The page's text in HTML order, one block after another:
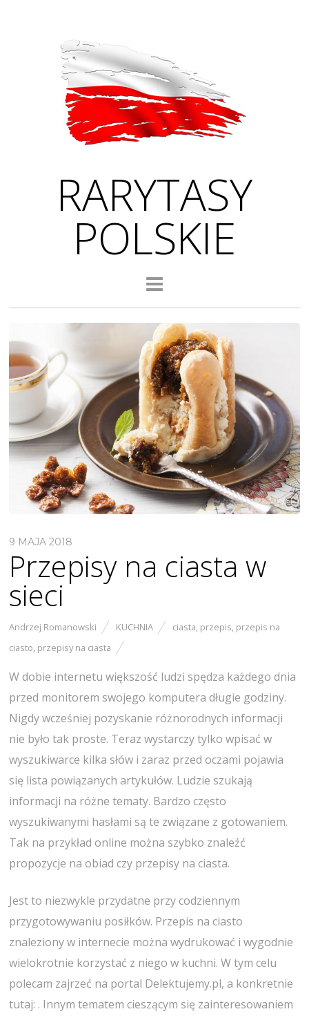
RARYTASY
POLSKIE
9 MAJA 2018
Przepisy na ciasta w
sieci
Andrzej Romanowski KUCHNIA ciasta, przepis, przepis na
ciasto, przepisy na ciasta
W dobie internetu większość ludzi spędza każdego dnia
przed monitorem swojego komputera długie godziny.
Nigdy wcześniej pozyskanie różnorodnych informacji
nie było tak proste. Teraz wystarczy tylko wpisać w
wyszukiwarce kilka słów i zaraz przed oczami pojawia
się lista powiązanych artykułów. Ludzie szukają
informacji na różne tematy. Bardzo często
wyszukiwanymi hasłami są te związane z gotowaniem.
Tak na przykład online można szybko znaleźć
propozycje na obiad czy przepisy na ciasta.
Jest to niezwykle przydatne przy codziennym
przygotowywaniu posiłków. Przepis na ciasto
znaleziony w internecie można wydrukować i wygodnie
wielokrotnie korzystać z niego w kuchni. W tym celu
polecam zajrzeć na portal Delektujemy.pl, a konkretnie
tutaj: . Innym tematem cieszącym się zainteresowaniem